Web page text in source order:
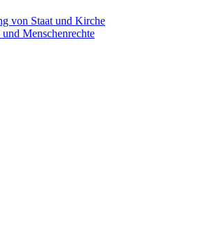
​​​​​​​von Staat und Kirche
Menschenrechte